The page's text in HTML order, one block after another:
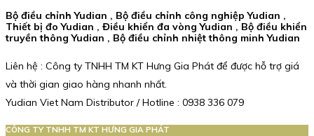
Bộ điều chỉnh Yudian , Bộ điều chỉnh công nghiệp Yudian ,
Thiết bị đo Yudian , Điều khiển đa vòng Yudian , Bộ điều khiển
truyền thông Yudian , Bộ điều chỉnh nhiệt thông minh Yudian
Liên hệ : Công ty TNHH TM KT Hưng Gia Phát để được hỗ trợ giá
và thời gian giao hàng nhanh nhất.
Yudian Viet Nam Distributor / Hotline : 0938 336 079
CÔNG TY TNHH TM KT HƯNG GIA PHÁT